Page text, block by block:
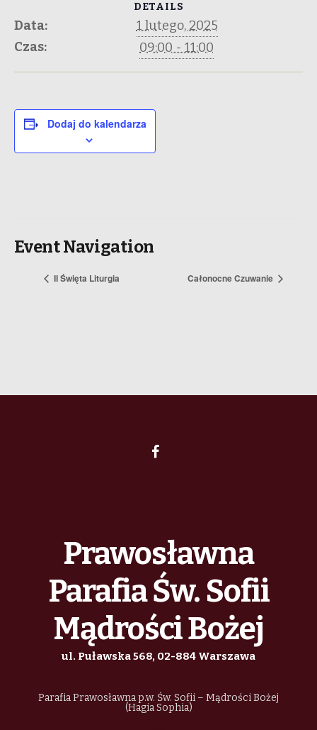
DETAILS
Data:
1 lutego, 2025
Czas:
09:00 - 11:00
Dodaj do kalendarza
Event Navigation
II Święta Liturgia Całonocne Czuwanie
Prawosławna
Parafia Św. Sofii
Mądrości Bożej
ul. Puławska 568, 02-884 Warszawa
Parafia Prawosławna p.w. Św. Sofii – Mądrości Bożej
(Hagia Sophia)